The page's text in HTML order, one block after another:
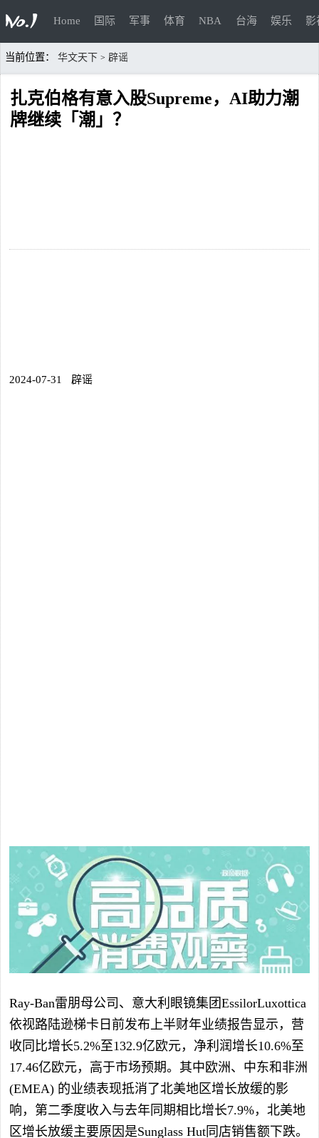
Home 国际 军事 体育 NBA 台海 娱乐 影
当前位置： 华文天下 > 辟谣
扎克伯格有意入股Supreme，AI助力潮
牌继续「潮」？
2024-07-31 辟谣
Ray-Ban雷朋母公司、意大利眼镜集团EssilorLuxottica
依视路陆逊梯卡日前发布上半财年业绩报告显示，营
收同比增长5.2%至132.9亿欧元，净利润增长10.6%至
17.46亿欧元，高于市场预期。其中欧洲、中东和非洲
(EMEA) 的业绩表现抵消了北美地区增长放缓的影
响，第二季度收入与去年同期相比增长7.9%，北美地
区增长放缓主要原因是Sunglass Hut同店销售额下跌。